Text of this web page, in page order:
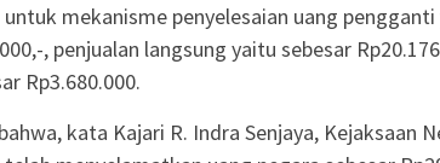
untuk mekanisme penyelesaian uang
, penjualan langsung yaitu sebesar
Rp3.680.000.
kata Kajari R. Indra Senjaya, Kejaksaan